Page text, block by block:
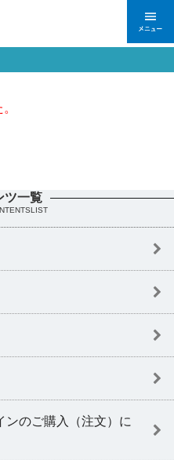
ツ一覧
ンのご購入（注文）に